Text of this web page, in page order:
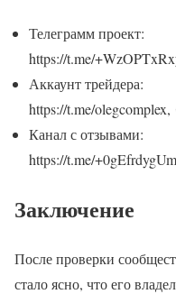
Телеграмм проект:
https://t.me/
Аккаунт трейдера:
https://t.me/
Канал с отзывами:
https://t.me/
Заключение
После проверки
стало ясно, что его